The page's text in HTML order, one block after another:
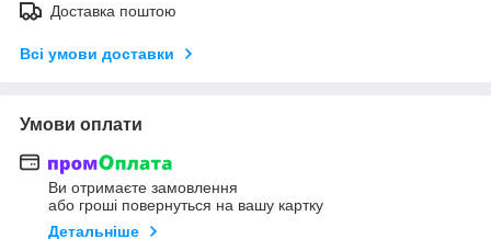
Доставка поштою
Всі умови доставки
Умови оплати
Ви отримаєте замовлення
або гроші повернуться на вашу картку
Детальніше